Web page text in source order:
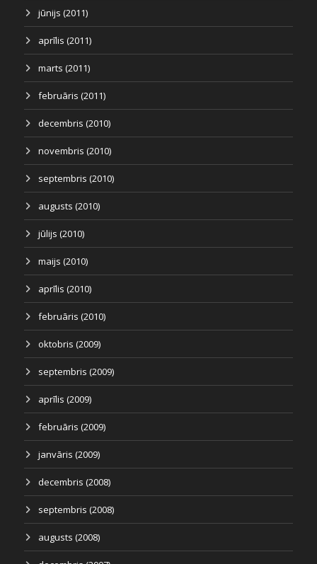
jūnijs (2011)
aprīlis (2011)
marts (2011)
februāris (2011)
decembris (2010)
novembris (2010)
septembris (2010)
augusts (2010)
jūlijs (2010)
maijs (2010)
aprīlis (2010)
februāris (2010)
oktobris (2009)
septembris (2009)
aprīlis (2009)
februāris (2009)
janvāris (2009)
decembris (2008)
septembris (2008)
augusts (2008)